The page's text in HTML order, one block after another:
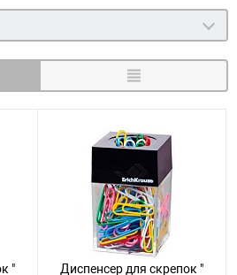
"
Диспенсер для скрепок "